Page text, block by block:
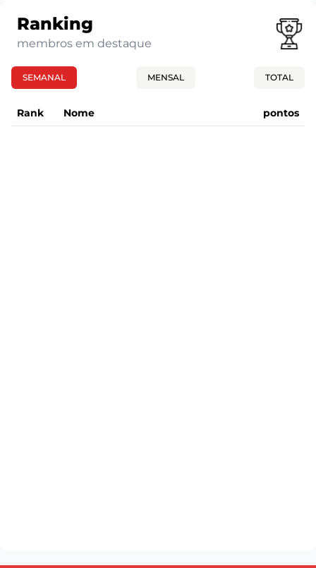
Ranking
membros em destaque
SEMANAL MENSAL TOTAL
Rank Nome pontos